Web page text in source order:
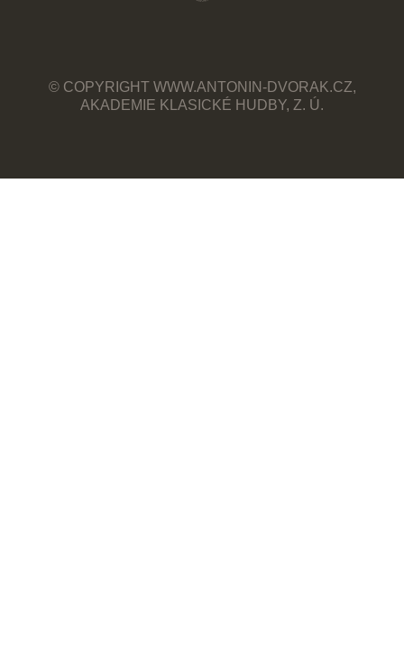
© COPYRIGHT WWW.ANTONIN-DVORAK.CZ,
AKADEMIE KLASICKÉ HUDBY, Z. Ú.